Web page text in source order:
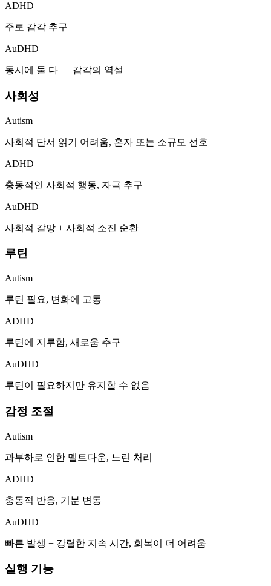
ADHD
주로 감각 추구
AuDHD
동시에 둘 다 — 감각의 역설
사회성
Autism
사회적 단서 읽기 어려움, 혼자 또는 소규모 선호
ADHD
충동적인 사회적 행동, 자극 추구
AuDHD
사회적 갈망 + 사회적 소진 순환
루틴
Autism
루틴 필요, 변화에 고통
ADHD
루틴에 지루함, 새로움 추구
AuDHD
루틴이 필요하지만 유지할 수 없음
감정 조절
Autism
과부하로 인한 멜트다운, 느린 처리
ADHD
충동적 반응, 기분 변동
AuDHD
빠른 발생 + 강렬한 지속 시간, 회복이 더 어려움
실행 기능